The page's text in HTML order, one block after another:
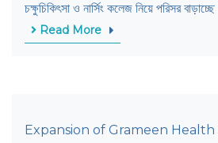
চক্ষুচিকিৎসা ও নার্সিং কলেজ নিয়ে পরিসর
Read More
Expansion of Grameen Health